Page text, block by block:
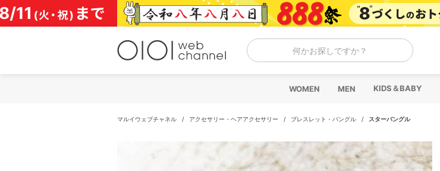
コ
ン
テ
何かお探しですか？
WOMEN MEN KIDS＆BABY
マルイウェブチャネル / アクセサリー・ヘアアクセサリー / ブレスレット・バングル / スターバングル